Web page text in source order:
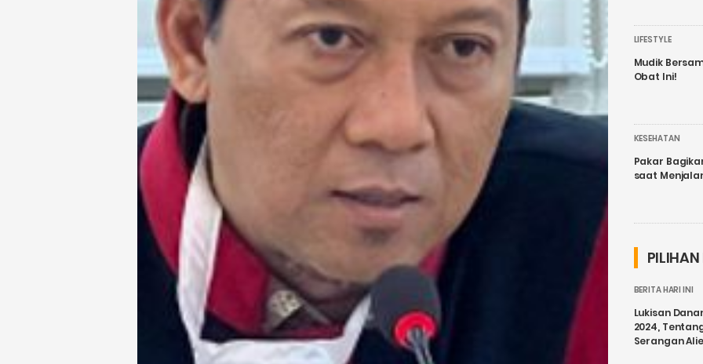
LIFESTYLE
Mudik
Obat Ini!
KESEHATAN
Pakar
saat
PILIHAN
BERITA HARI INI
Lukisan
2024,
Serangan